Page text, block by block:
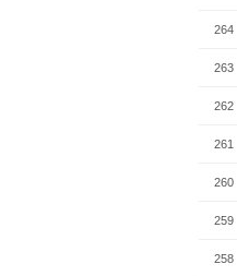
264
263
262
261
260
259
258